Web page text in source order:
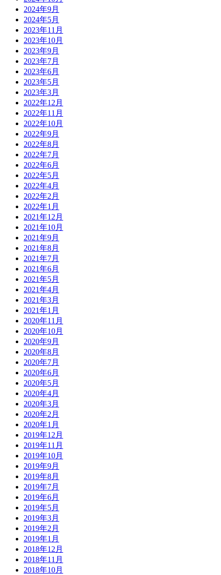
2024年9月
2024年5月
2023年11月
2023年10月
2023年9月
2023年7月
2023年6月
2023年5月
2023年3月
2022年12月
2022年11月
2022年10月
2022年9月
2022年8月
2022年7月
2022年6月
2022年5月
2022年4月
2022年2月
2022年1月
2021年12月
2021年10月
2021年9月
2021年8月
2021年7月
2021年6月
2021年5月
2021年4月
2021年3月
2021年1月
2020年11月
2020年10月
2020年9月
2020年8月
2020年7月
2020年6月
2020年5月
2020年4月
2020年3月
2020年2月
2020年1月
2019年12月
2019年11月
2019年10月
2019年9月
2019年8月
2019年7月
2019年6月
2019年5月
2019年3月
2019年2月
2019年1月
2018年12月
2018年11月
2018年10月